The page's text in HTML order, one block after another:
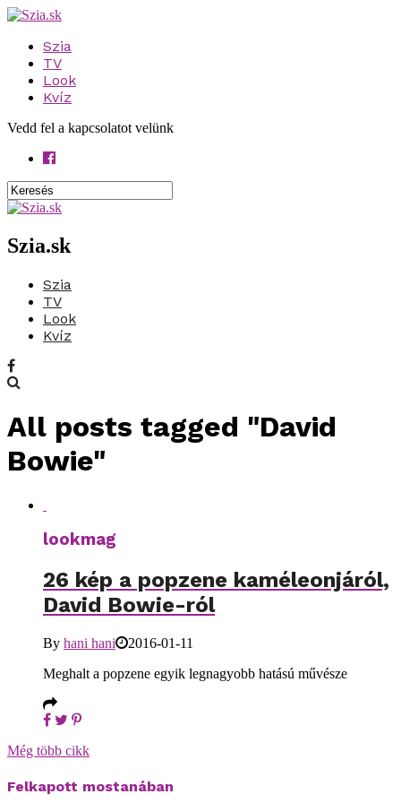
Szia
TV
Look
Kvíz
Vedd fel a kapcsolatot velünk
Szia.sk
Szia
TV
Look
Kvíz
All posts tagged "David
Bowie"
lookmag
26 kép a popzene kaméleonjáról,
David Bowie-ról
By hani hani
2016-01-11
Meghalt a popzene egyik legnagyobb hatású művésze
Még több cikk
Felkapott mostanában